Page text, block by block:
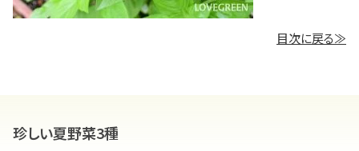
目次に戻る≫
珍しい夏野菜3種